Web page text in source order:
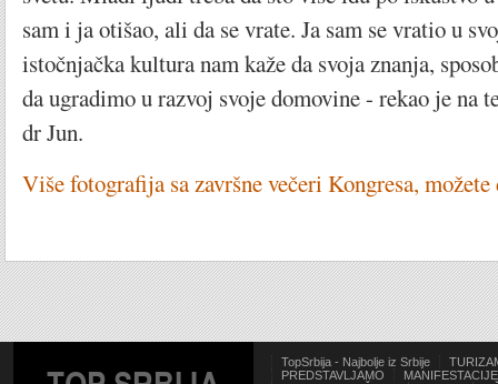
sam i ja otišao, ali da se vrate. Ja sam se vratio u
istočnjačka kultura nam kaže da svoja znanja,
da ugradimo u razvoj svoje domovine - rekao je na
dr Jun.
Više fotografija sa završne večeri Kongresa,
TopSrbija - Najbolje iz Srbije
PREDSTAVLJAMO
MANIFESTACIJE